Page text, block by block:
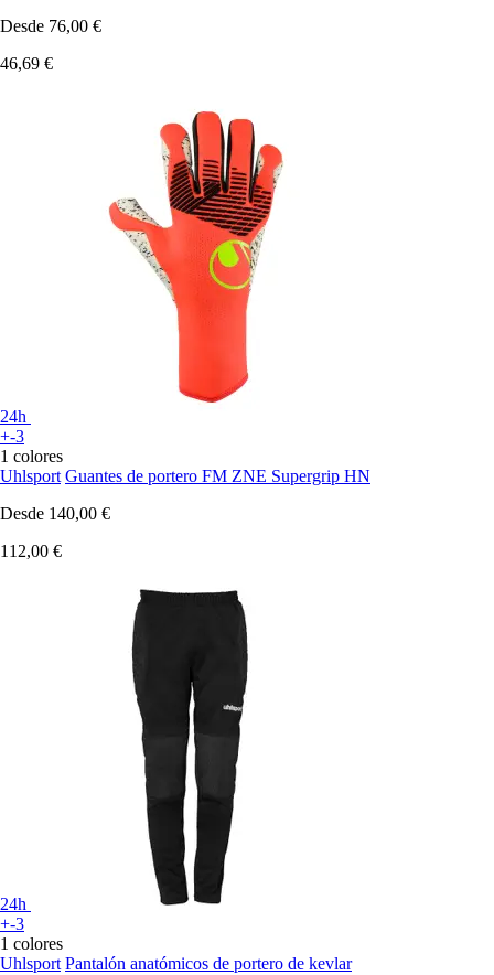
Desde 76,00 €
46,69 €
24h
+-3
1 colores
Uhlsport Guantes de portero FM ZNE Supergrip HN
Desde 140,00 €
112,00 €
24h
+-3
1 colores
Uhlsport Pantalón anatómicos de portero de kevlar